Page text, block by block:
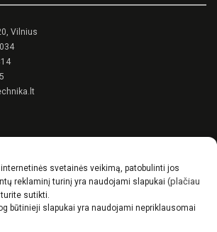
svetainės veikimą, patobulinti jos
reklaminį turinį yra naudojami slapukai (plačiau
sutikti.
būtinieji slapukai yra naudojami nepriklausomai
Vilnius
sąlygos